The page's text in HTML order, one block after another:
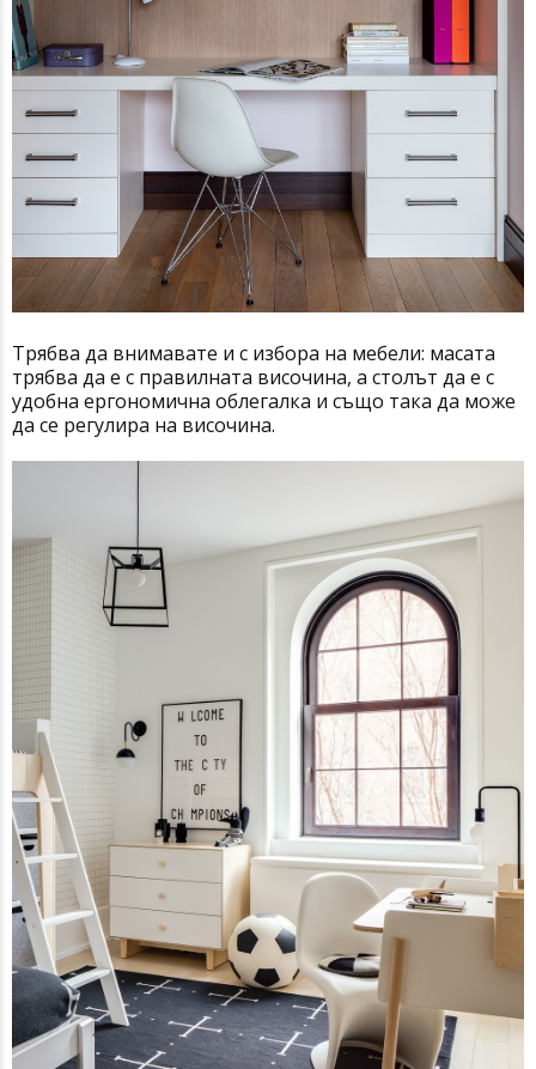
Трябва да внимавате и с избора на мебели: масата
трябва да е с правилната височина, а столът да е с
удобна ергономична облегалка и също така да може
да се регулира на височина.